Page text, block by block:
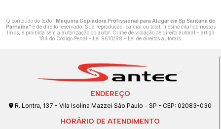
O conteúdo do texto "Máquina Copiadora Profissional para Alugar em Sp Santana de
Parnaíba" é de direito reservado. Sua reprodução, parcial ou total, mesmo citando nossos
links, é proibida sem a autorização do autor. Crime de violação de direito autoral – artigo
184 do Código Penal – Lei 9610/98 - Lei de direitos autorais
ENDEREÇO
R. Lontra, 137 - Vila Isolina Mazzei São Paulo - SP - CEP: 02083-030
HORÁRIO DE ATENDIMENTO